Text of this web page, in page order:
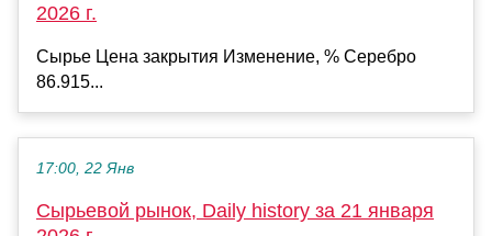
2026 г.
Сырье Цена закрытия Изменение, % Серебро
86.915...
17:00, 22 Янв
Сырьевой рынок, Daily history за 21 января